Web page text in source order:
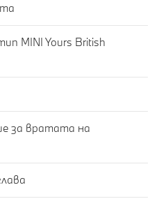
MINI Yours British
за вратата на